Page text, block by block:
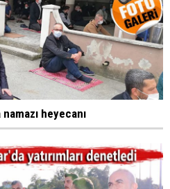
heyecanı